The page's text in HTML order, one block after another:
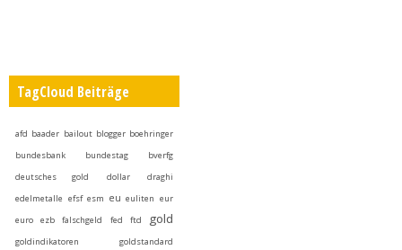
TagCloud Beiträge
afd baader bailout blogger boehringer
bundesbank
bundestag
bverfg
deutsches gold
dollar
draghi
edelmetalle efsf esm eu euliten eur
euro
ezb falschgeld fed ftd gold
goldindikatoren
goldstandard